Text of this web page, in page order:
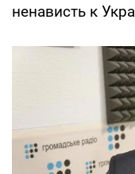
ненависть к